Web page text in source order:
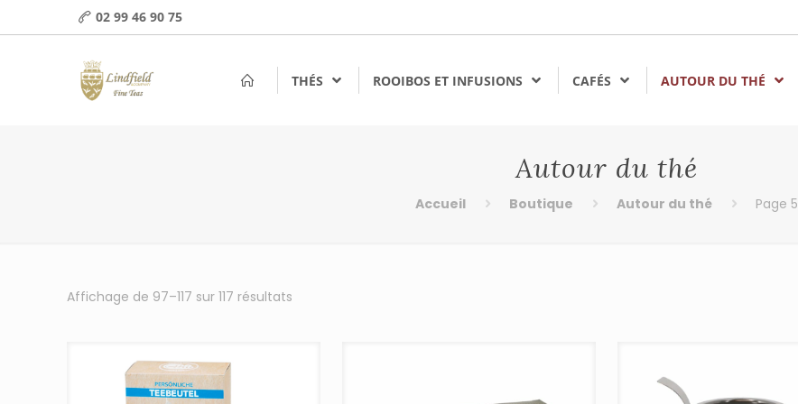
02 99 46 90 75
THÉS ROOIBOS ET INFUSIONS CAFÉS AUTOUR DU THÉ
Autour du thé
Accueil Boutique Autour du thé Page 5
Affichage de 97–117 sur 117 résultats